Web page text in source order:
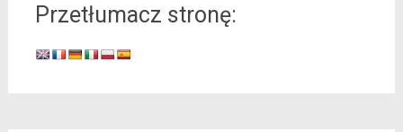
Przetłumacz stronę: